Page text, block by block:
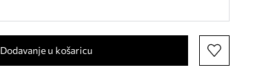
Dodavanje u košaricu